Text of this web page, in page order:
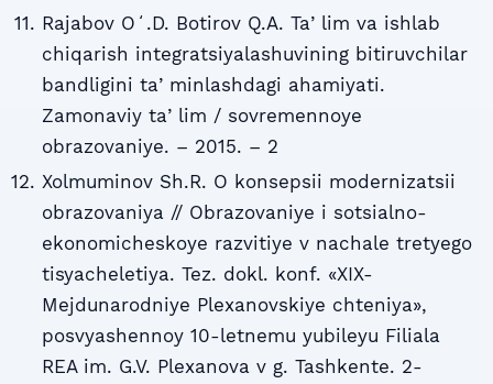
Rajabov Oʻ.D. Botirov Q.A. Taʼlim va ishlab
chiqarish integratsiyalashuvining bitiruvchilar
bandligini taʼminlashdagi ahamiyati.
Zamonaviy taʼlim / sovremennoye
obrazovaniye. – 2015. – 2
Xolmuminov Sh.R. O konsepsii modernizatsii
obrazovaniya // Obrazovaniye i sotsialno-
ekonomicheskoye razvitiye v nachale tretyego
tisyacheletiya. Tez. dokl. konf. «XIX-
Mejdunarodniye Plexanovskiye chteniya»,
posvyashennoy 10-letnemu yubileyu Filiala
REA im. G.V. Plexanova v g. Tashkente. 2-